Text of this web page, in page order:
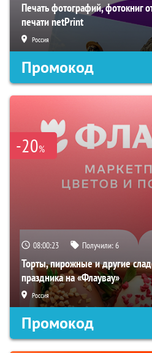
Печать фотографий, фотокниг
печати netPrint
Россия
Промокод
-20%
08:00:23 Получили:6
Торты, пирожные и другие
праздника на «Флаувау»
Россия
Промокод